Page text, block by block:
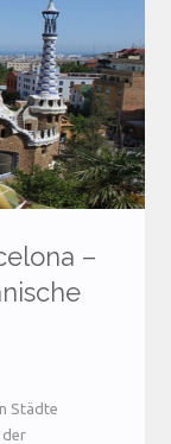
–
Städte
der